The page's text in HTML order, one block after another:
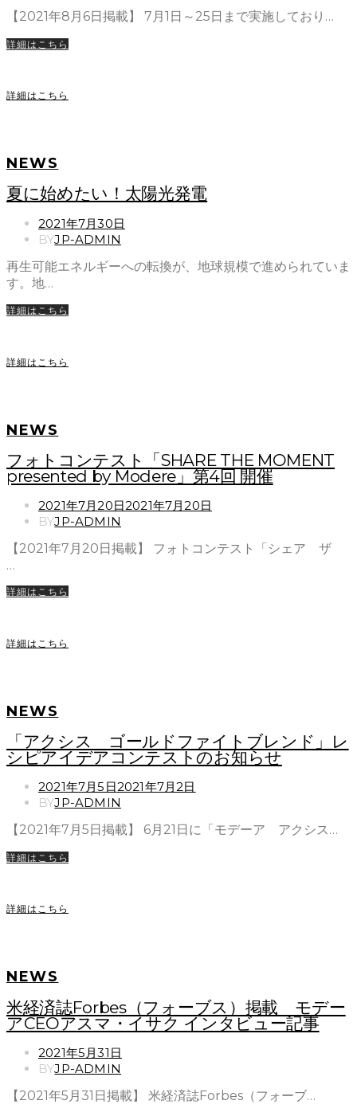
【2021年8月6日掲載】 7月1日～25日まで実施しており…
詳細はこちら
詳細はこちら
NEWS
夏に始めたい！太陽光発電
POSTED
ON
2021年7月30日
BYJP-ADMIN
再生可能エネルギーへの転換が、地球規模で進められていま
す。地…
詳細はこちら
詳細はこちら
NEWS
フォトコンテスト「SHARE THE MOMENT
presented by Modere」第4回 開催
POSTED
ON
2021年7月20日2021年7月20日
BYJP-ADMIN
【2021年7月20日掲載】 フォトコンテスト「シェア ザ
…
詳細はこちら
詳細はこちら
NEWS
「アクシス ゴールドファイトブレンド」レ
シピアイデアコンテストのお知らせ
POSTED
ON
2021年7月5日2021年7月2日
BYJP-ADMIN
【2021年7月5日掲載】 6月21日に「モデーア アクシス…
詳細はこちら
詳細はこちら
NEWS
米経済誌Forbes（フォーブス）掲載 モデー
アCEOアスマ・イサク インタビュー記事
POSTED
ON
2021年5月31日
BYJP-ADMIN
【2021年5月31日掲載】 米経済誌Forbes（フォーブ…